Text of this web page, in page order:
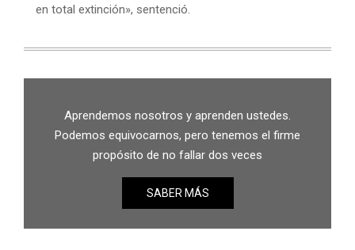
en total extinción», sentenció.
Aprendemos nosotros y aprenden ustedes.
Podemos equivocarnos, pero tenemos el firme
propósito de no fallar dos veces
SABER MÁS